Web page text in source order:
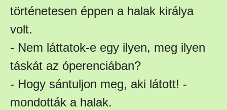
történetesen éppen a halak királya
volt.
- Nem láttatok-e egy ilyen, meg ilyen
táskát az óperenciában?
- Hogy sántuljon meg, aki látott! -
mondották a halak.